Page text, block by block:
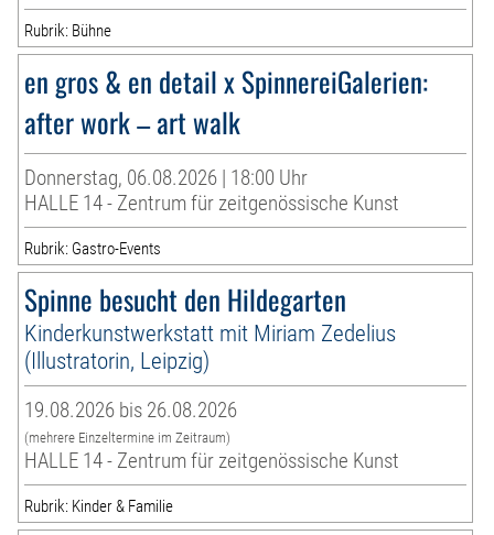
Rubrik: Bühne
en gros & en detail x SpinnereiGalerien:
after work – art walk
Donnerstag, 06.08.2026 | 18:00 Uhr
HALLE 14 - Zentrum für zeitgenössische Kunst
Rubrik: Gastro-Events
Spinne besucht den Hildegarten
Kinderkunstwerkstatt mit Miriam Zedelius
(Illustratorin, Leipzig)
19.08.2026 bis 26.08.2026
(mehrere Einzeltermine im Zeitraum)
HALLE 14 - Zentrum für zeitgenössische Kunst
Rubrik: Kinder & Familie